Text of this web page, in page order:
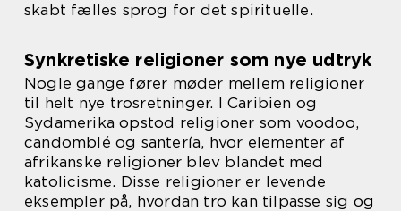
skabt fælles sprog for det spirituelle.
Synkretiske religioner som nye udtryk
Nogle gange fører møder mellem religioner
til helt nye trosretninger. I Caribien og
Sydamerika opstod religioner som voodoo,
candomblé og santería, hvor elementer af
afrikanske religioner blev blandet med
katolicisme. Disse religioner er levende
eksempler på, hvordan tro kan tilpasse sig og